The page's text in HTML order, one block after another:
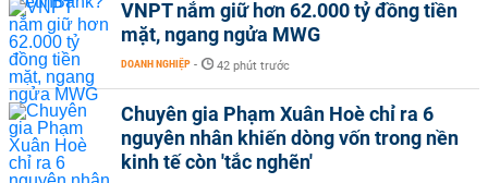
VNPT nắm giữ hơn 62.000 tỷ đồng tiền
mặt, ngang ngửa MWG
DOANH NGHIỆP - 42 phút trước
Chuyên gia Phạm Xuân Hoè chỉ ra 6
nguyên nhân khiến dòng vốn trong nền
kinh tế còn 'tắc nghẽn'